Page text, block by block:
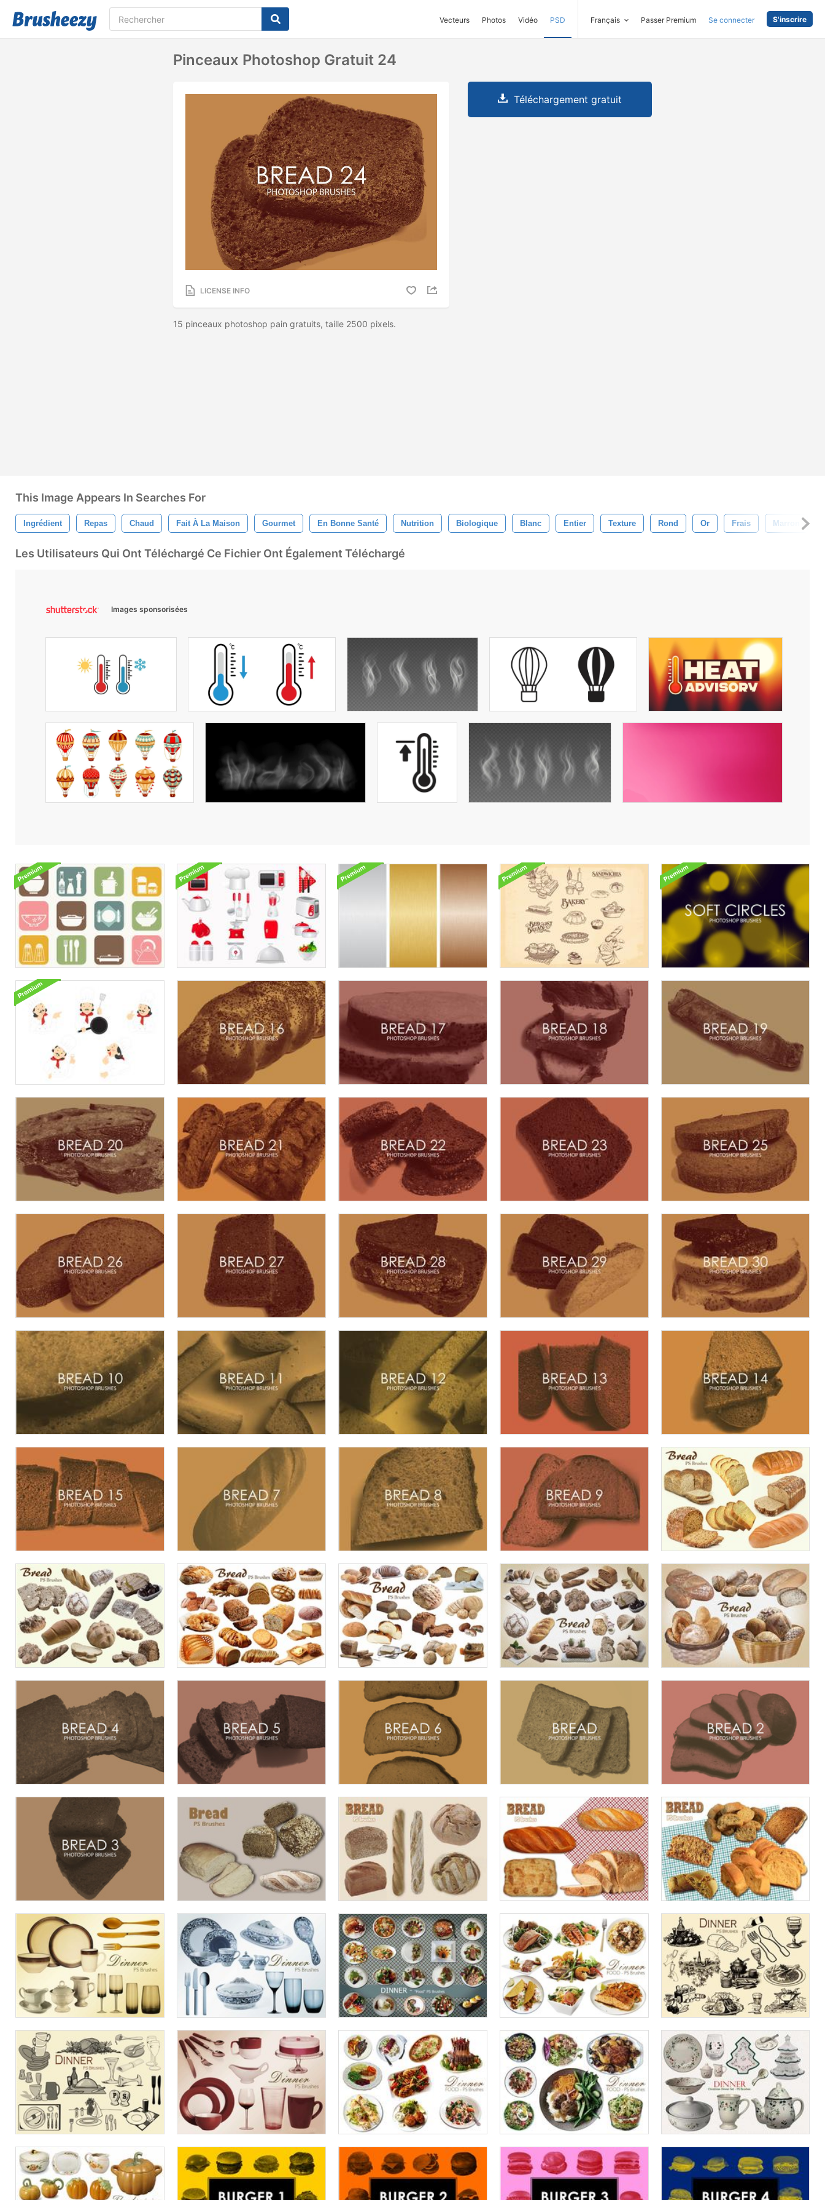
Vecteurs Photos Vidéo PSD Français Passer Premium Se connecter S'inscrire
Pinceaux Photoshop Gratuit 24
LICENSE INFO
15 pinceaux photoshop pain gratuits, taille 2500 pixels.
Téléchargement gratuit
This Image Appears In Searches For
Ingrédient Repas Chaud Fait À La Maison Gourmet En Bonne Santé Nutrition Biologique Blanc Entier Texture Rond Or Frais Marron
Les Utilisateurs Qui Ont Téléchargé Ce Fichier Ont Également Téléchargé
Images sponsorisées